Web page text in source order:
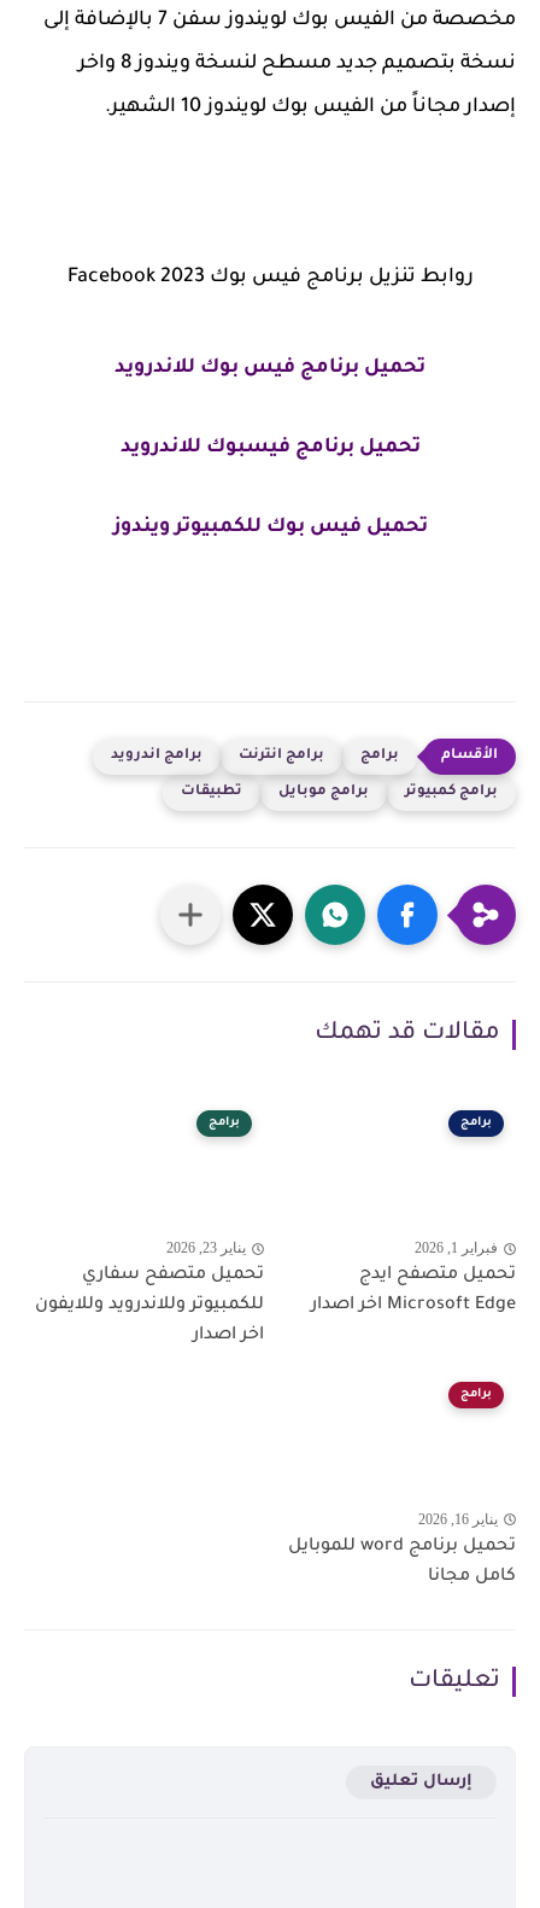
مخصصة من الفيس بوك لويندوز سفن 7 بالإضافة إلى
نسخة بتصميم جديد مسطح لنسخة ويندوز 8 واخر
إصدار مجاناً من الفيس بوك لويندوز 10 الشهير.
روابط تنزيل برنامج فيس بوك Facebook 2023
تحميل برنامج فيس بوك للاندرويد
تحميل برنامج فيسبوك للاندرويد
تحميل فيس بوك للكمبيوتر ويندوز
برامج برامج انترنت برامج اندرويد
برامج كمبيوتر برامج موبايل تطبيقات
مقالات قد تهمك
برامج
فبراير 1, 2026
تحميل متصفح ايدج
Microsoft Edge اخر اصدار
برامج
يناير 23, 2026
تحميل متصفح سفاري
للكمبيوتر وللاندرويد وللايفون
اخر اصدار
برامج
يناير 16, 2026
تحميل برنامج word للموبايل
كامل مجانا
تعليقات
إرسال تعليق